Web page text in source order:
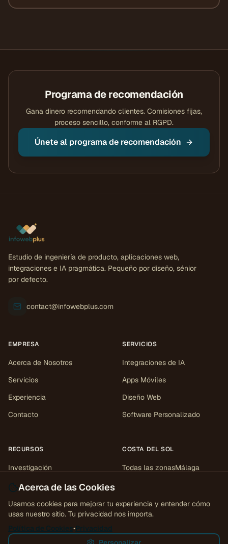
Programa de recomendación
Gana dinero recomendando clientes. Comisiones fijas,
proceso sencillo, conforme al RGPD.
Únete al programa de recomendación
Estudio de ingeniería de producto, aplicaciones web,
integraciones e IA pragmática. Pequeño por diseño, sénior
por defecto.
contact@infowebplus.com
EMPRESA
Acerca de Nosotros
Servicios
Experiencia
Contacto
SERVICIOS
Integraciones de IA
Apps Móviles
Diseño Web
Software Personalizado
RECURSOS
Investigación
Casos de estudio
Herramientas
Perspectivas
COSTA DEL SOL
Todas las zonasMálaga
Gibraltar
Acerca de las Cookies
Usamos cookies para mejorar tu experiencia y entender cómo
usas nuestro sitio. Tu privacidad nos importa.
Política de Cookies•Privacidad